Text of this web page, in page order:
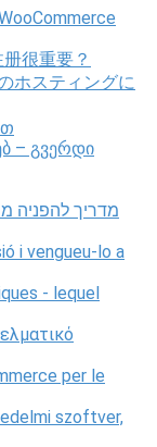
很重要？
ホスティングに
– გვერდი
i vengueu-lo a
- lequel
per le
szoftver,